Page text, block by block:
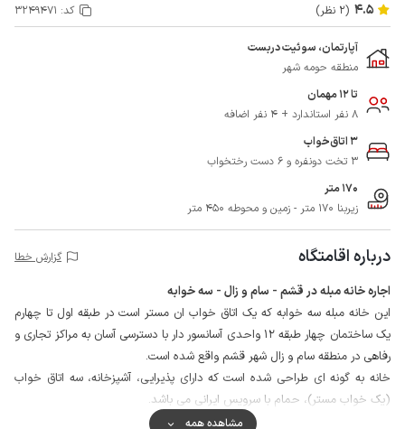
4.5 (2 نظر) کد: 3249471
آپارتمان، سوئیت دربست
منطقه حومه شهر
تا 12 مهمان
8 نفر استاندارد + 4 نفر اضافه
3 اتاق‌خواب
3 تخت دونفره و 6 دست رختخواب
170 متر
زیربنا 170 متر - زمین و محوطه 450 متر
درباره اقامتگاه گزارش خطا
اجاره خانه مبله در قشم - سام و زال - سه خوابه
این خانه مبله سه خوابه که یک اتاق خواب ان مستر است در طبقه اول تا چهارم
یک ساختمان چهار طبقه 12 واحدی آسانسور دار با دسترسی آسان به مراکز تجاری و
رفاهی در منطقه سام و زال شهر قشم واقع شده است.
خانه به گونه ای طراحی شده است که دارای پذیرایی، آشپزخانه، سه اتاق خواب
(یک خواب مستر)، حمام با سرویس ایرانی می باشد.
مشاهده همه